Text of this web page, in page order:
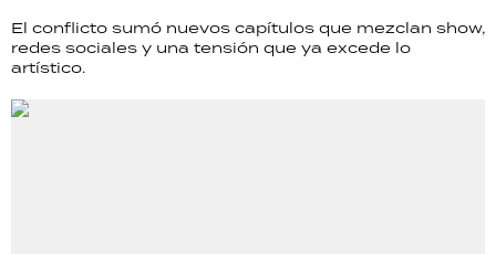
El conflicto sumó nuevos capítulos que mezclan show,
redes sociales y una tensión que ya excede lo
artístico.